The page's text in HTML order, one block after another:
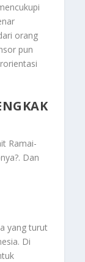
orang
pun
Ramai-
. Dan
yang turut
Di